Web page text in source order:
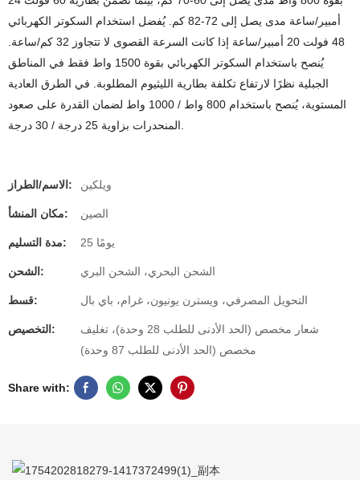
أمبير/ساعة مدى يصل إلى 72-82 كم. يُفضل استخدام السكوتر الكهربائي
48 فولت 20 أمبير/ساعة إذا كانت السرعة القصوى لا تتجاوز 32 كم/ساعة.
يُنصح باستخدام السكوتر الكهربائي بقوة 1500 واط فقط في المناطق
الجبلية نظرًا لارتفاع تكلفة بطارية الليثيوم المطلوبة. في الطرق العادية
المستوية، يُنصح باستخدام 800 واط / 1000 واط لضمان القدرة على صعود
الاسم/الطراز: ويلكين
مكان المنشأ: الصين
مدة التسليم: 25 يومًا
الشحن: الشحن البحري، الشحن البري
قسط: التحويل المصرفي، ويسترن يونيون، غرام، باي بال
التخصيص:
شعار مخصص (الحد الأدنى للطلب 28 وحدة)، تغليف
مخصص (الحد الأدنى للطلب 87 وحدة)
Share with: